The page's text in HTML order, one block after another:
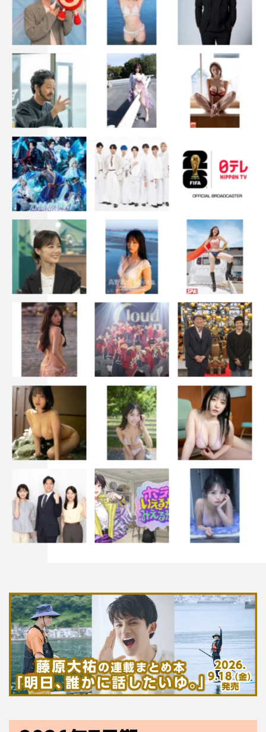
◆休みの日は何をしたいですか？
桜が見たいですね。春はお花見とかして、自然が多いとこ
とか、そういうところに行きたいです。
◆新CMをご覧になる視聴者の皆さまへメッセージをお願
いします。
「ジャイアントコーン」は、思わず踊りたくなるほど幸せ
が最後まで詰まってます。1日頑張って疲れた時には、
「ジャイアントコーン」を食べてチャージして幸せいっぱ
い感じてみてください！
CM＆キャンペーン情報
ジャイアントコーン「しあわせが、とまらない！」篇（15
秒、30秒）
2023年4月7日（金）全国オンエア
動画URL：
TV-CM「しあわせが、とまらない！」篇 （15秒）：
https://youtu.be/aFwptdSf-EA
WEB「しあわせが、とまらない！」篇（30秒）：
https://youtu.be/UFTOOh-_x1k
キャンペーン期間中に、対象商品を3個以上購入したレシ
ートを集め、WEBもしくはハガキから応募いただくと、
生産後10日以内の「ジャイアントコーンできたて品（8本
セット）」を抽選で 500 名様にプレゼントします。さら
に、当選者様のお友達500名様にも同じ賞品をプレゼント
します。
詳細については、下記キャンペーンサイトをご覧くださ